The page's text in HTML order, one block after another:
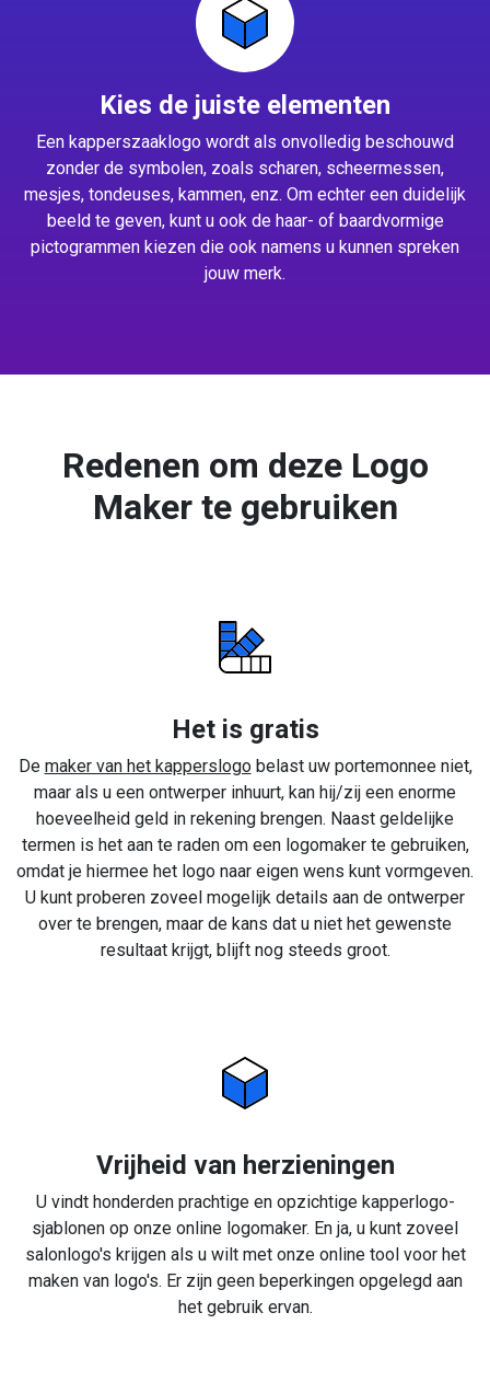
Kies de juiste elementen
Een kapperszaaklogo wordt als onvolledig beschouwd
zonder de symbolen, zoals scharen, scheermessen,
mesjes, tondeuses, kammen, enz. Om echter een duidelijk
beeld te geven, kunt u ook de haar- of baardvormige
pictogrammen kiezen die ook namens u kunnen spreken
jouw merk.
Redenen om deze Logo
Maker te gebruiken
Het is gratis
De maker van het kapperslogobelast uw portemonnee niet,
maar als u een ontwerper inhuurt, kan hij/zij een enorme
hoeveelheid geld in rekening brengen. Naast geldelijke
termen is het aan te raden om een logomaker te gebruiken,
omdat je hiermee het logo naar eigen wens kunt vormgeven.
U kunt proberen zoveel mogelijk details aan de ontwerper
over te brengen, maar de kans dat u niet het gewenste
resultaat krijgt, blijft nog steeds groot.
Vrijheid van herzieningen
U vindt honderden prachtige en opzichtige kapperlogo-
sjablonen op onze online logomaker. En ja, u kunt zoveel
salonlogo's krijgen als u wilt met onze online tool voor het
maken van logo's. Er zijn geen beperkingen opgelegd aan
het gebruik ervan.